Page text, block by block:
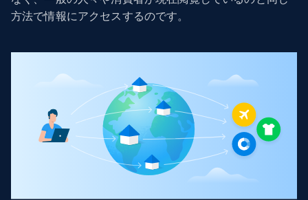
方法で情報にアクセスするのです。